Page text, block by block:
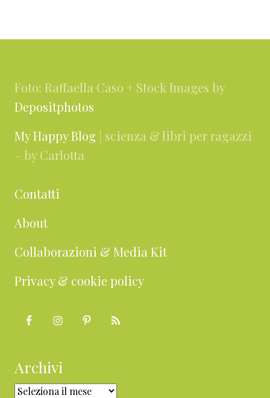
Foto: Raffaella Caso + Stock Images by
Depositphotos
My Happy Blog | scienza & libri per ragazzi
– by Carlotta
Contatti
About
Collaborazioni & Media Kit
Privacy & cookie policy
Archivi
Archivi